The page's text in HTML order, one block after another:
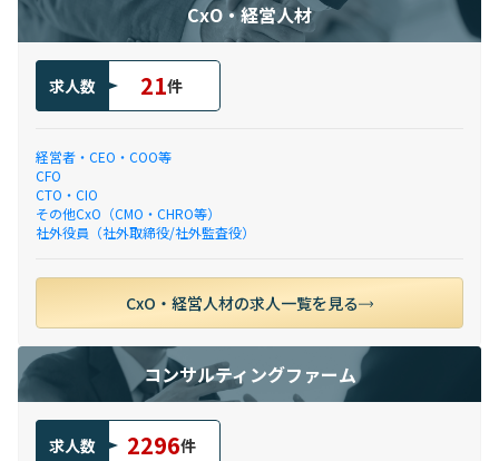
CxO・経営人材
求人数 21件
経営者・CEO・COO等
CFO
CTO・CIO
その他CxO（CMO・CHRO等）
社外役員（社外取締役/社外監査役）
CxO・経営人材の求人一覧を見る
コンサルティングファーム
求人数 2296件